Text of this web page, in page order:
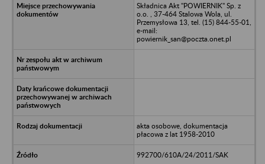
Składnica Akt "POWIERNIK" Sp. z
o.o. , 37-464 Stalowa Wola, ul.
Przemysłowa 13, tel. (15) 844-55-01,
e-mail:
powiernik_san@poczta.onet.pl
akta osobowe, dokumentacja
płacowa z lat 1958-2010
992700/610A/24/2011/SAK